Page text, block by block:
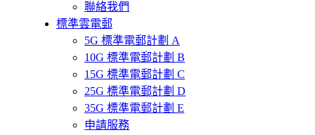
聯絡我們
標準雲電郵
5G 標準電郵計劃 A
10G 標準電郵計劃 B
15G 標準電郵計劃 C
25G 標準電郵計劃 D
35G 標準電郵計劃 E
申請服務